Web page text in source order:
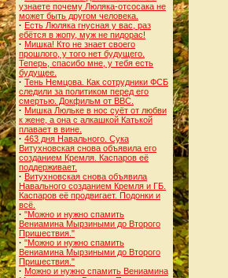
узнаете почему Люляка-отсосака не
может быть другом человека.
· Есть Люляка гнусная у вас, раз
ебётся в жопу, муж не пидорас!
· Мишка! Кто не знает своего
прошлого, у того нет будущего.
Теперь, спасибо мне, у тебя есть
будущее.
· Тень Немцова. Как сотрудники ФСБ
следили за политиком перед его
смертью. Докфильм от BBC.
· Мишка Люльке в нос суёт от любви
к жене, а она с алкашкой Катькой
плавает в вине.
· 463 дня Навального. Сука
Витухновская снова объявила его
созданием Кремля. Каспаров её
поддерживает.
· Витухновская снова объявила
Навального созданием Кремля и ГБ.
Каспаров её продвигает. Подонки и
всё.
· "Можно и нужно спамить
Вениамина Мырзиными до Второго
Пришествия."
· "Можно и нужно спамить
Вениамина Мырзиными до Второго
Пришествия."
· Можно и нужно спамить Вениамина